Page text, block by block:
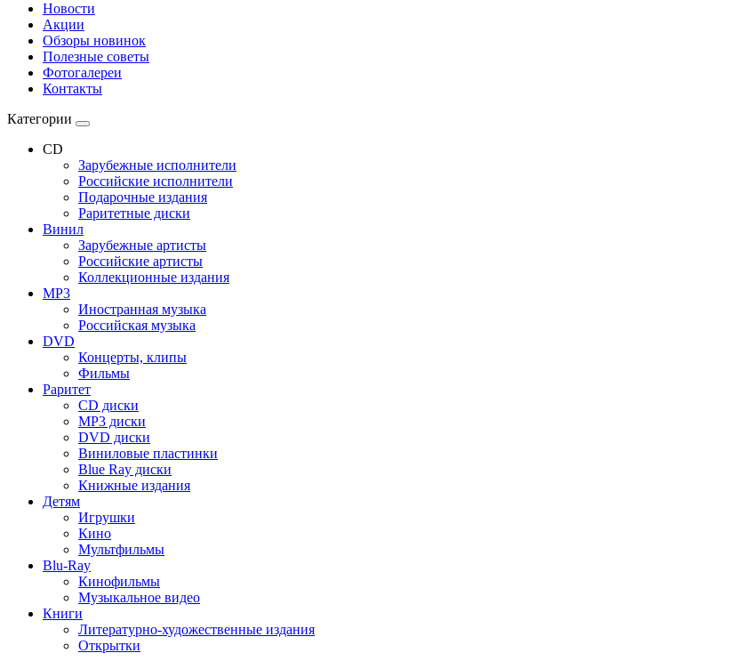
Новости
Акции
Обзоры новинок
Полезные советы
Фотогалереи
Контакты
Категории
CD
Зарубежные исполнители
Российские исполнители
Подарочные издания
Раритетные диски
Винил
Зарубежные артисты
Российские артисты
Коллекционные издания
MP3
Иностранная музыка
Российская музыка
DVD
Концерты, клипы
Фильмы
Раритет
CD диски
MP3 диски
DVD диски
Виниловые пластинки
Blue Ray диски
Книжные издания
Детям
Игрушки
Кино
Мультфильмы
Blu-Ray
Кинофильмы
Музыкальное видео
Книги
Литературно-художественные издания
Открытки